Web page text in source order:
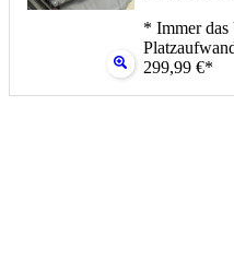
* Immer das
299,99 €*